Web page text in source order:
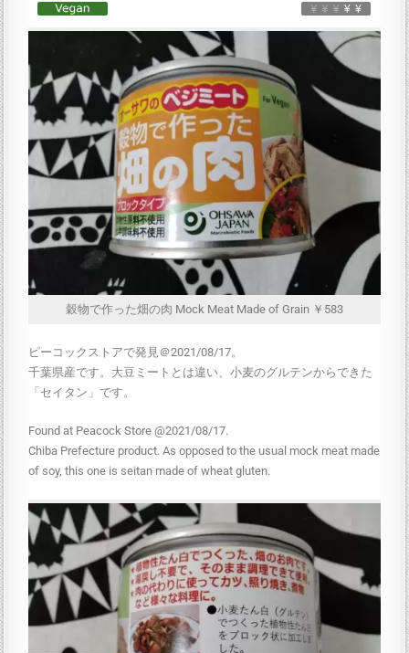
穀物で作った畑の肉 Mock Meat Made of Grain ￥583
ピーコックストアで発見＠2021/08/17。
千葉県産です。大豆ミートとは違い、小麦のグルテンからできた
「セイタン」です。
Found at Peacock Store @2021/08/17.
Chiba Prefecture product. As opposed to the usual mock meat made
of soy, this one is seitan made of wheat gluten.